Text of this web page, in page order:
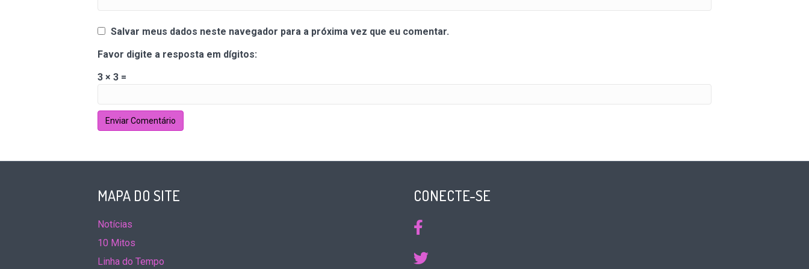
Salvar meus dados neste navegador para a próxima vez que eu comentar.
Favor digite a resposta em dígitos:
3 × 3 =
MAPA DO SITE
Notícias
10 Mitos
Linha do Tempo
CONECTE-SE